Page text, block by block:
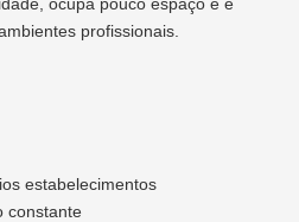
profissionais.
estabelecimentos
constante